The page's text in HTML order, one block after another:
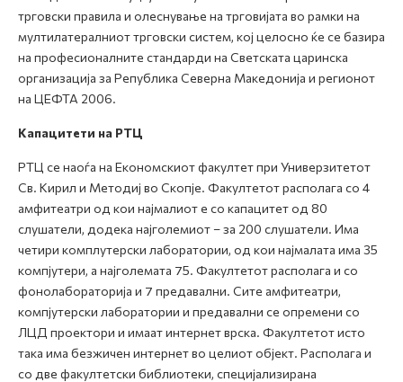
трговски правила и олеснување на трговијата во рамки на
мултилатералниот трговски систем, кој целосно ќе се базира
на професионалните стандарди на Светската царинска
организација за Република Северна Македонија и регионот
на ЦЕФТА 2006.
Капацитети на РТЦ
РТЦ се наоѓа на Економскиот факултет при Универзитетот
Св. Кирил и Методиј во Скопје. Факултетот располага со 4
амфитеатри од кои најмалиот е со капацитет од 80
слушатели, додека најголемиот – за 200 слушатели. Има
четири комплутерски лаборатории, од кои најмалата има 35
компјутери, а најголемата 75. Факултетот располага и со
фонолабораторија и 7 предавални. Сите амфитеатри,
компјутерски лаборатории и предавални се опремени со
ЛЦД проектори и имаат интернет врска. Факултетот исто
така има безжичен интернет во целиот објект. Располага и
со две факултетски библиотеки, специјализирана